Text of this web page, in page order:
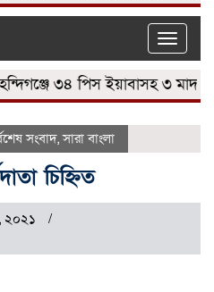
Toggle
৩৪ পিস ইয়াবাসহ ৩ মাদক
সংবাদ,সারা বাংলা
চিহ্নিত
২০২১